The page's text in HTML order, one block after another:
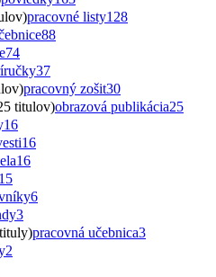
pracovné listy128
88
74
37
pracovný zošit30
titulov)obrazová publikácia25
16
16
16
15
6
3
pracovná učebnica3
2